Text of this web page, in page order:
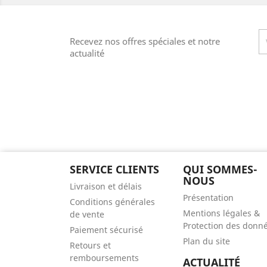
Recevez nos offres spéciales et notre
actualité
SERVICE CLIENTS
Livraison et délais
Conditions générales
de vente
Paiement sécurisé
Retours et
remboursements
QUI SOMMES-
NOUS
Présentation
Mentions légales &
Protection des
Plan du site
ACTUALITÉ